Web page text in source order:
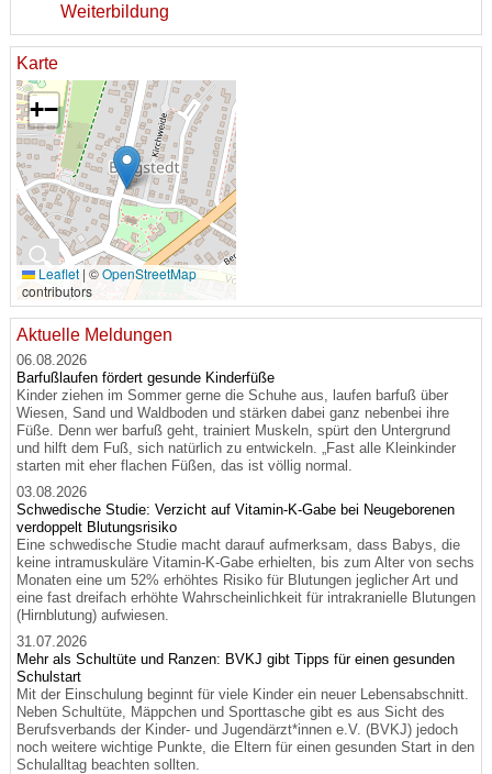
Weiterbildung
Karte
🔍
+−
Leaflet | ©OpenStreetMap
contributors
Aktuelle Meldungen
06.08.2026
Barfußlaufen fördert gesunde Kinderfüße
Kinder ziehen im Sommer gerne die Schuhe aus, laufen barfuß über
Wiesen, Sand und Waldboden und stärken dabei ganz nebenbei ihre
Füße. Denn wer barfuß geht, trainiert Muskeln, spürt den Untergrund
und hilft dem Fuß, sich natürlich zu entwickeln. „Fast alle Kleinkinder
starten mit eher flachen Füßen, das ist völlig normal.
03.08.2026
Schwedische Studie: Verzicht auf Vitamin-K-Gabe bei Neugeborenen
verdoppelt Blutungsrisiko
Eine schwedische Studie macht darauf aufmerksam, dass Babys, die
keine intramuskuläre Vitamin-K-Gabe erhielten, bis zum Alter von sechs
Monaten eine um 52% erhöhtes Risiko für Blutungen jeglicher Art und
eine fast dreifach erhöhte Wahrscheinlichkeit für intrakranielle Blutungen
(Hirnblutung) aufwiesen.
31.07.2026
Mehr als Schultüte und Ranzen: BVKJ gibt Tipps für einen gesunden
Schulstart
Mit der Einschulung beginnt für viele Kinder ein neuer Lebensabschnitt.
Neben Schultüte, Mäppchen und Sporttasche gibt es aus Sicht des
Berufsverbands der Kinder- und Jugendärzt*innen e.V. (BVKJ) jedoch
noch weitere wichtige Punkte, die Eltern für einen gesunden Start in den
Schulalltag beachten sollten.